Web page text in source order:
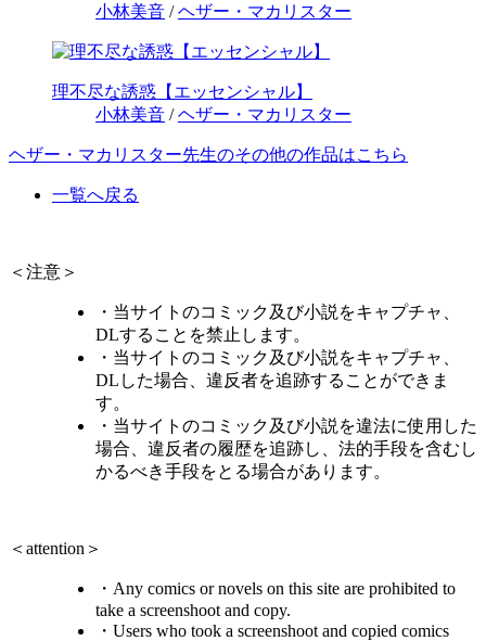
小林美音 /ヘザー・マカリスター
理不尽な誘惑【エッセンシャル】
小林美音 /ヘザー・マカリスター
ヘザー・マカリスター先生のその他の作品はこちら
一覧へ戻る
＜注意＞
・当サイトのコミック及び小説をキャプチャ、
DLすることを禁止します。
・当サイトのコミック及び小説をキャプチャ、
DLした場合、違反者を追跡することができま
す。
・当サイトのコミック及び小説を違法に使用した
場合、違反者の履歴を追跡し、法的手段を含むし
かるべき手段をとる場合があります。
＜attention＞
・Any comics or novels on this site are prohibited to
take a screenshoot and copy.
・Users who took a screenshoot and copied comics